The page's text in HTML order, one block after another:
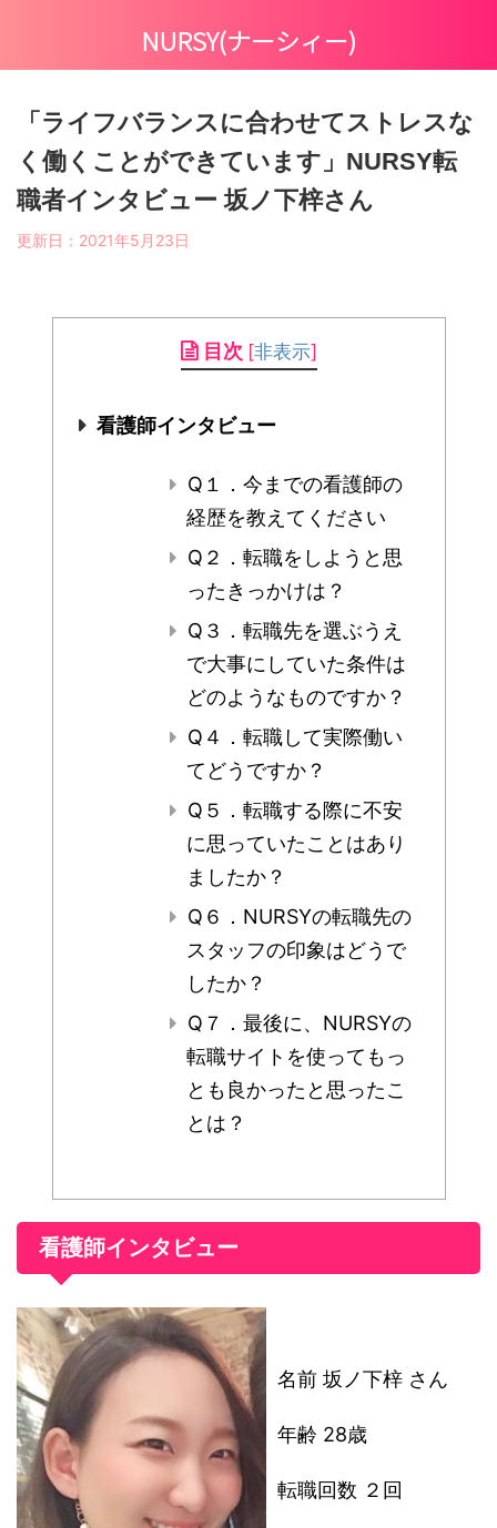
NURSY(ナーシィー)
「ライフバランスに合わせてストレスな
く働くことができています」NURSY転
職者インタビュー 坂ノ下梓さん
更新日： 2021年5月23日
目次 [非表示]
看護師インタビュー
Q１．今までの看護師の
経歴を教えてください
Q２．転職をしようと思
ったきっかけは？
Q３．転職先を選ぶうえ
で大事にしていた条件は
どのようなものですか？
Q４．転職して実際働い
てどうですか？
Q５．転職する際に不安
に思っていたことはあり
ましたか？
Q６．NURSYの転職先の
スタッフの印象はどうで
したか？
Q７．最後に、NURSYの
転職サイトを使ってもっ
とも良かったと思ったこ
とは？
看護師インタビュー
名前 坂ノ下梓 さん
年齢 28歳
転職回数 ２回